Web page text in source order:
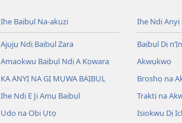
Ihe Baịbụl Na-akụzi
Ajụjụ Ndị Baịbụl Zara
Amaokwu Baịbụl Ndị A Kọwara
KA ANYỊ NA GỊ MỤWA BAỊBỤL
Ihe Ndị E Ji Amụ Baịbụl
Udo na Obi Ụtọ
Ihe Ndị Anyị
Baịbụl Dị
Akwụkwọ
Broshọ na
Traktị na
Isiokwu Dị